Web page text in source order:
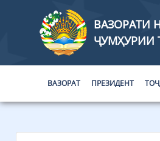
ВАЗОРАТИ
ҶУМҲУРИИ
ВАЗОРАТ ПРЕЗИДЕНТ